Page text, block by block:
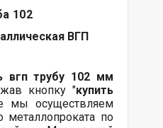
102
ВГП
вгп трубу 102 мм
кнопку "купить
мы осуществляем
металлопроката по